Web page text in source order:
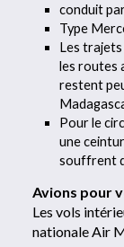
conduit
Type
Les trajets
les routes
restent
Pour le
une
souffrent
Avions pour
Les vols
nationale Air